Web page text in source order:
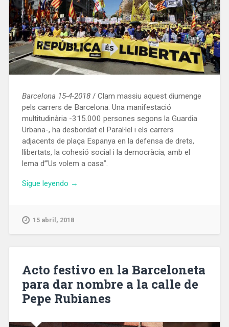
Barcelona 15-4-2018/ Clam massiu aquest diumenge
pels carrers de Barcelona. Una manifestació
multitudinària -315.000 persones segons la Guardia
Urbana-, ha desbordat el Paral·lel i els carrers
adjacents de plaça Espanya en la defensa de drets,
llibertats, la cohesió social i la democràcia, amb el
lema d’”Us volem a casa”.
Sigue leyendo «Més
persones
llibertat
dels
independentistes
→
15 abril, 2018
Acto festivo en la Barceloneta
para dar nombre a la calle de
Pepe Rubianes